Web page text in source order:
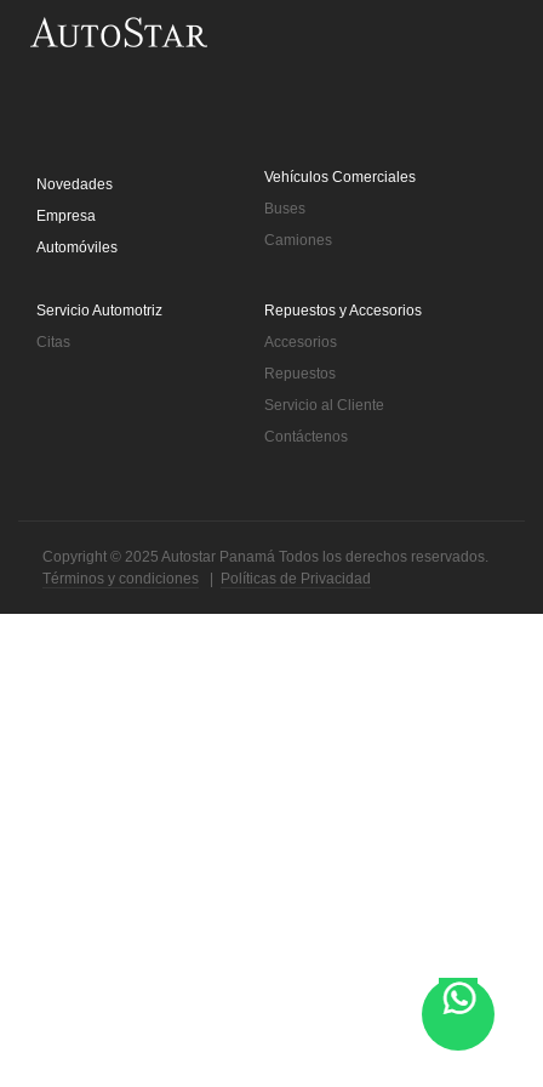
Saltar al contenido principal
Buses y Trucks
Novedades
Empresa
Automóviles
Vehículos Comerciales
Buses
Camiones
Servicio Automotriz
Citas
Repuestos y Accesorios
Accesorios
Repuestos
Servicio al Cliente
Contáctenos
Copyright © 2025 Autostar Panamá Todos los derechos reservados.
Términos y condiciones
Políticas de Privacidad